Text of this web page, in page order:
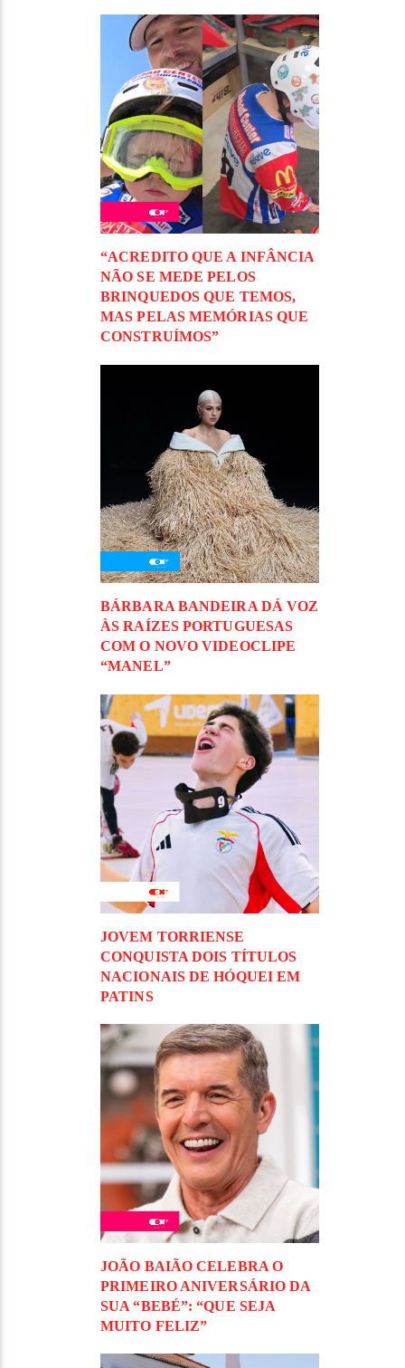
“ACREDITO QUE A INFÂNCIA
NÃO SE MEDE PELOS
BRINQUEDOS QUE TEMOS,
MAS PELAS MEMÓRIAS QUE
CONSTRUÍMOS”
BÁRBARA BANDEIRA DÁ VOZ
ÀS RAÍZES PORTUGUESAS
COM O NOVO VIDEOCLIPE
“MANEL”
JOVEM TORRIENSE
CONQUISTA DOIS TÍTULOS
NACIONAIS DE HÓQUEI EM
PATINS
JOÃO BAIÃO CELEBRA O
PRIMEIRO ANIVERSÁRIO DA
SUA “BEBÉ”: “QUE SEJA
MUITO FELIZ”